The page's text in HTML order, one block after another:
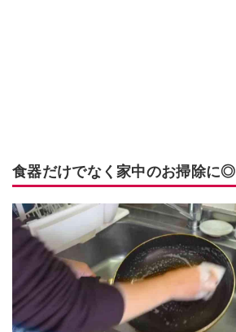
食器だけでなく家中のお掃除に◎